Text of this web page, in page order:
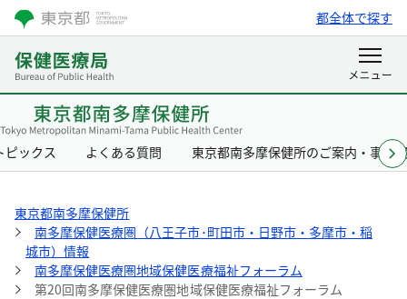
都全体で探す
ピックス よくある質問 東京都南多摩保健所のご案内・事業
東京都南多摩保健所
南多摩保健医療圏（八王子市･町田市・日野市・多摩市・稲
城市）情報
南多摩保健医療圏地域保健医療福祉フォーラム
第20回南多摩保健医療圏地域保健医療福祉フォーラム